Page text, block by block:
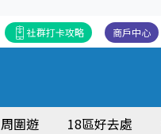
商戶中心
社群打卡攻略
周圍遊 18區好去處